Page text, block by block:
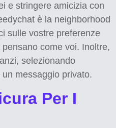
e stringere amicizia con
è la neighborhood
sulle vostre preferenze
come voi. Inoltre,
selezionando
un messaggio privato.
Per I